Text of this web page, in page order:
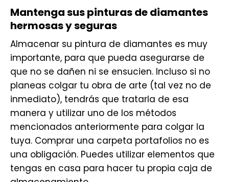
Mantenga sus pinturas de diamantes
hermosas y seguras
Almacenar su pintura de diamantes es muy
importante, para que pueda asegurarse de
que no se dañen ni se ensucien. Incluso si no
planeas colgar tu obra de arte (tal vez no de
inmediato), tendrás que tratarla de esa
manera y utilizar uno de los métodos
mencionados anteriormente para colgar la
tuya. Comprar una carpeta portafolios no es
una obligación. Puedes utilizar elementos que
tengas en casa para hacer tu propia caja de